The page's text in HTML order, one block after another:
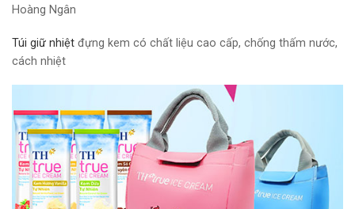
Hoàng Ngân
Túi giữ nhiệt đựng kem có chất liệu cao cấp, chống thấm nước,
cách nhiệt